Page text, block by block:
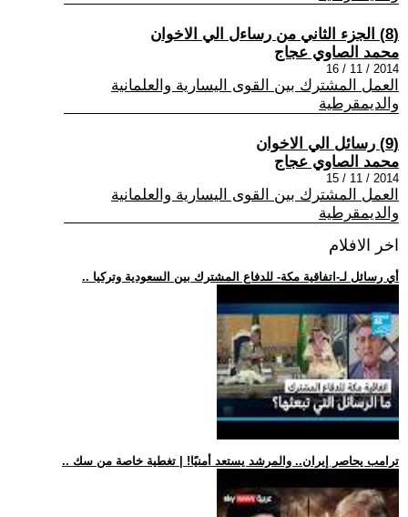
(8) الجزء الثاني من رساءل الي الاخوان
محمد الصاوي عجاج
2014 / 11 / 16
العمل المشترك بين القوى اليسارية والعلمانية
والديمقرطية
(9) رسائل الي الاخوان
محمد الصاوي عجاج
2014 / 11 / 15
العمل المشترك بين القوى اليسارية والعلمانية
والديمقرطية
اخر الافلام
.. أي رسائل لـ-اتفاقية مكة- للدفاع المشترك بين السعودية وتركيا
.. ترامب يحاصر إيران.. والمرشد يستعد أمنيًا! | تغطية خاصة من سك